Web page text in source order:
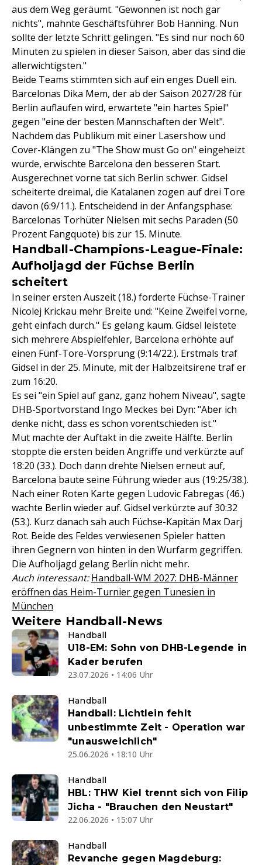
aus dem Weg geräumt. "Gewonnen ist noch gar
nichts", mahnte Geschäftsführer Bob Hanning. Nun
sollte der letzte Schritt gelingen. "Es sind nur noch 60
Minuten zu spielen in dieser Saison, aber das sind die
allerwichtigsten."
Beide Teams stimmten sich auf ein enges Duell ein.
Barcelonas Dika Mem, der ab der Saison 2027/28 für
Berlin auflaufen wird, erwartete "ein hartes Spiel"
gegen "eine der besten Mannschaften der Welt".
Nachdem das Publikum mit einer Lasershow und
Cover-Klängen zu "The Show must Go on" eingeheizt
wurde, erwischte Barcelona den besseren Start.
Ausgerechnet vorne tat sich Berlin schwer. Gidsel
scheiterte dreimal, die Katalanen zogen auf drei Tore
davon (6:9/11.). Entscheidend in der Anfangsphase:
Barcelonas Torhüter Nielsen mit sechs Paraden (50
Prozent Fangquote) bis zur 15. Minute.
Handball-Champions-League-Finale:
Aufholjagd der Füchse Berlin
scheitert
In seiner ersten Auszeit (18.) forderte Füchse-Trainer
Nicolej Krickau mehr Breite und: "Keine Zweifel vorne,
geht einfach durch." Es gelang kaum. Gidsel leistete
sich mehrere Abspielfehler, Barcelona erhöhte auf
einen Fünf-Tore-Vorsprung (9:14/22.). Erstmals traf
Gidsel in der 25. Minute, mit der Halbzeitsirene traf er
zum 16:20.
Es sei "ein Spiel auf ganz, ganz hohem Niveau", sagte
DHB-Sportvorstand Ingo Meckes bei Dyn: "Aber ich
denke nicht, dass es schon vorentschieden ist."
Mut machte der Auftakt in die zweite Hälfte. Berlin
stoppte die ersten beiden Angriffe und verkürzte auf
18:20 (33.). Doch dann drehte Nielsen erneut auf,
Barcelona baute seine Führung wieder aus (19:25/38.).
Nach einer Roten Karte gegen Ludovic Fabregas (46.)
wachte Berlin wieder auf. Gidsel verkürzte auf 30:32
(53.). Kurz danach sah auch Füchse-Kapitän Max Darj
Rot. Beide des Feldes verwiesenen Spieler hatten
ihren Gegnern von hinten in den Wurfarm gegriffen.
Die Aufholjagd gelang Berlin nicht mehr.
Auch interessant: Handball-WM 2027: DHB-Männer
eröffnen das Heim-Turnier gegen Tunesien in
München
Weitere Handball-News
Handball
U18-EM: Sohn von DHB-Legende in
Kader berufen
23.07.2026 • 14:06 Uhr
Handball
Handball: Lichtlein fehlt
unbestimmte Zeit - Operation war
"unausweichlich"
25.06.2026 • 18:10 Uhr
Handball
HBL: THW Kiel trennt sich von Filip
Jicha - "Brauchen den Neustart"
22.06.2026 • 15:07 Uhr
Handball
Revanche gegen Magdeburg: